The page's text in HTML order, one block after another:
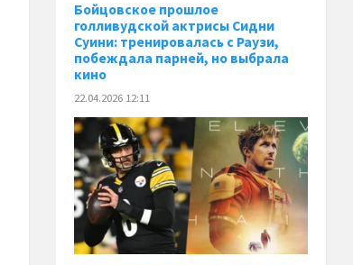
Бойцовское прошлое
голливудской актрисы Сидни
Суини: тренировалась с Раузи,
побеждала парней, но выбрала
кино
22.04.2026 12:11